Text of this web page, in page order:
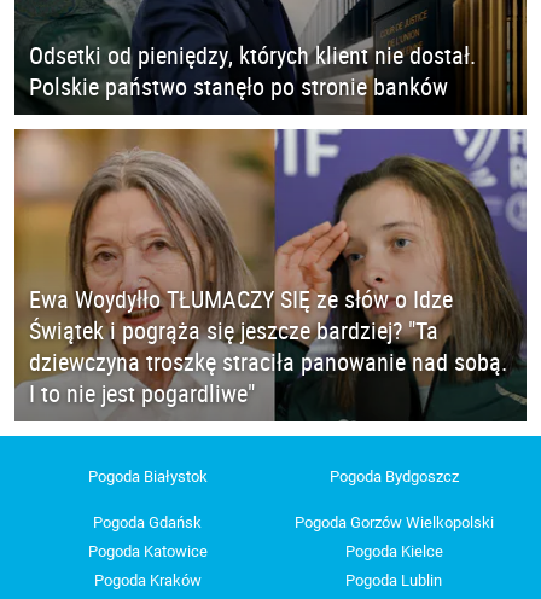
Odsetki od pieniędzy, których klient nie dostał.
Polskie państwo stanęło po stronie banków
Ewa Woydyłło TŁUMACZY SIĘ ze słów o Idze
Świątek i pogrąża się jeszcze bardziej? "Ta
dziewczyna troszkę straciła panowanie nad sobą.
I to nie jest pogardliwe"
Pogoda Białystok Pogoda Bydgoszcz
Pogoda Gdańsk
Pogoda Gorzów Wielkopolski
Pogoda Katowice
Pogoda Kielce
Pogoda Kraków
Pogoda Lublin